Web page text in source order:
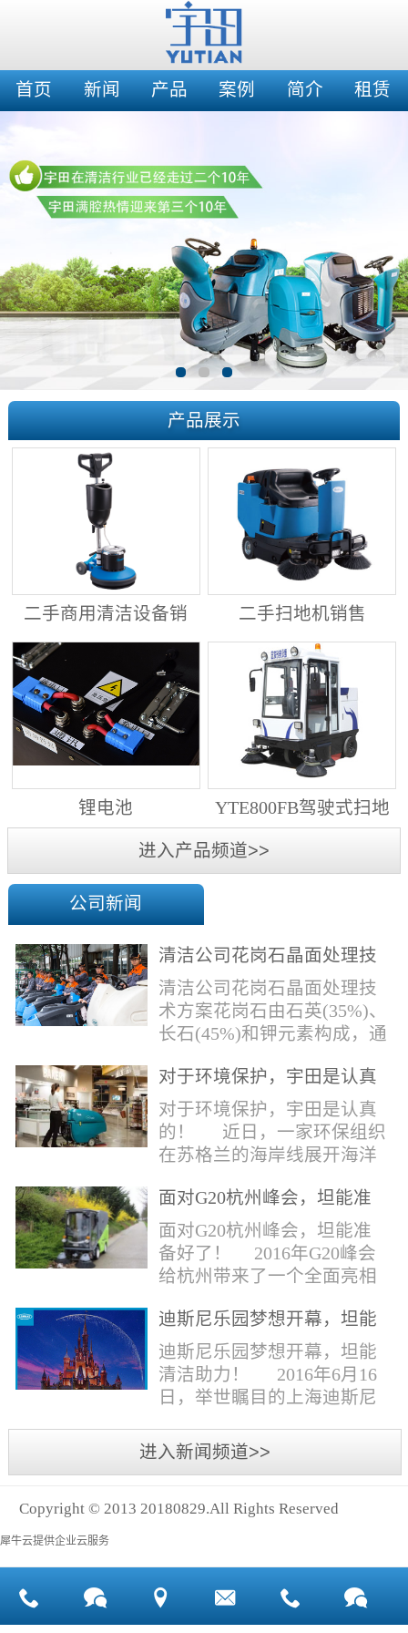
首页 新闻 产品 案例 简介 租赁
产品展示
二手商用清洁设备销
二手扫地机销售
锂电池
YTE800FB驾驶式扫地
进入产品频道>>
公司新闻
清洁公司花岗石晶面处理技
术方案
清洁公司花岗石晶面处理技
术方案花岗石由石英(35%)、
长石(45%)和钾元素构成，通
含有极少量的方解石，表面
能看出具有矿物颗粒的结晶
体，硬度比大理石硬，硬度
在6.5左右。维护比大理石容
染，花岗石的种类根据石英,
同。清洁公司花岗石晶面处
理技术方案有如下要点：
一、清洁设备、工具石材翻
新机、石材晶面处理机、吸
水吸尘器、吹风机、花岗
石...
对于环境保护，宇田是认真
的！
对于环境保护，宇田是认真
的！ 近日，一家环保组织
在苏格兰的海岸线展开海洋
洋塑料垃圾对英国海洋生物
所带来的影响。他们发现至
少有30个海滩存在塑料污染
的情况。 该组织发动当地
动中，希望以此提高公众对
理想中，大海...
面对G20杭州峰会，坦能准
备好了！
面对G20杭州峰会，坦能准
备好了！ 2016年G20峰会
给杭州带来了一个全面亮相
球国际组织和世界人民检阅
的一次大考。多国元首齐聚
杭州，在欣赏美丽西湖景色
的同事，第一印象就是杭州
览城是本次峰会举办的核心
区域，主要囊括了奥体中
心、国际博览中心、超高层
双塔酒店和地铁上盖物业，
迪斯尼乐园梦想开幕，坦能
清洁助力！
迪斯尼乐园梦想开幕，坦能
清洁助力！ 2016年6月16
日，举世瞩目的上海迪斯尼
奇想花园、探险岛、宝藏
湾、明日世界和梦幻世界，
开神秘面纱。根据迪斯尼官
球接待人数最多的迪斯尼乐
园！ 位于浦东新区川...
进入新闻频道>>
Copyright © 2013 20180829.All Rights Reserved
犀牛云提供企业云服务